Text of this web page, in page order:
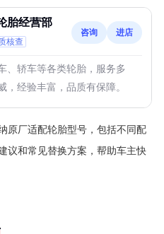
胎经营部
核查
咨询 进店
、轿车等各类轮胎，服务多
，经验丰富，品质有保障。
原厂适配轮胎型号，包括不同配
议和常见替换方案，帮助车主快